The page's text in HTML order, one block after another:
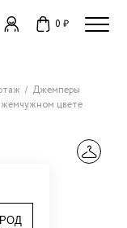
0 ₽
Джемперы
цвете